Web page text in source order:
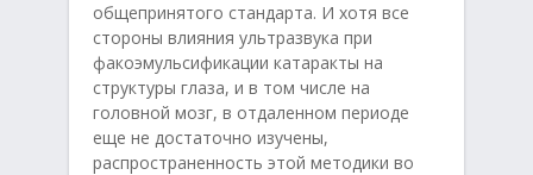
общепринятого стандарта. И хотя все
стороны влияния ультразвука при
факоэмульсификации катаракты на
структуры глаза, и в том числе на
головной мозг, в отдаленном периоде
еще не достаточно изучены,
распространенность этой методики во